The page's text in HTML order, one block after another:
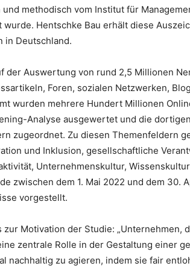
methodisch vom Institut für
Hentschke Bau erhält diese
in Deutschland.
der Auswertung von rund 2,5 Millionen
Foren, sozialen Netzwerken,
wurden mehrere Hundert Millionen
Analyse ausgewertet und die
zugeordnet. Zu diesen Themenfeldern
und Inklusion, gesellschaftliche
Unternehmenskultur,
zwischen dem 1. Mai 2022 und dem 30.
vorgestellt.
Motivation der Studie: „Unternehmen,
zentrale Rolle in der Gestaltung einer
nachhaltig zu agieren, indem sie fair